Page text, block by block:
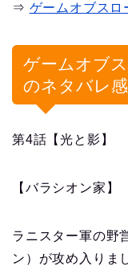
⇒ ゲームオブスロ
ゲームオブ
のネタバレ
第4話【光と影】
【バラシオン家】
ラニスター軍の野
ン）が攻め入りま